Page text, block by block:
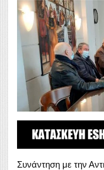
Συνάντηση με την